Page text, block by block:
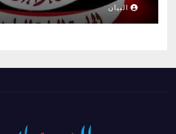
البيان